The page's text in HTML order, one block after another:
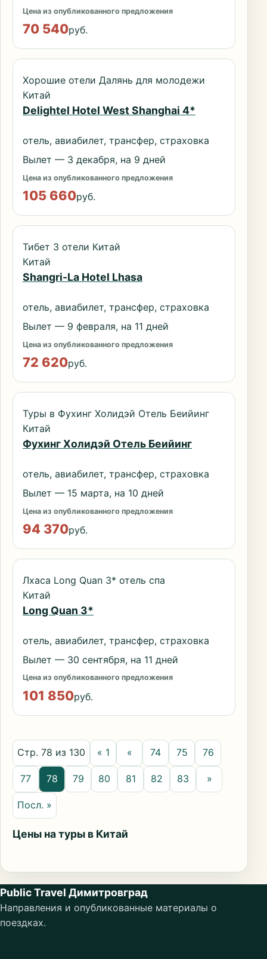
Цена из опубликованного предложения
70 540руб.
Хорошие отели Далянь для молодежи
Китай
Delightel Hotel West Shanghai 4*
отель, авиабилет, трансфер, страховка
Вылет — 3 декабря, на 9 дней
Цена из опубликованного предложения
105 660руб.
Тибет 3 отели Китай
Китай
Shangri-La Hotel Lhasa
отель, авиабилет, трансфер, страховка
Вылет — 9 февраля, на 11 дней
Цена из опубликованного предложения
72 620руб.
Туры в Фухинг Холидэй Отель Беийинг
Китай
Фухинг Холидэй Отель Беийинг
отель, авиабилет, трансфер, страховка
Вылет — 15 марта, на 10 дней
Цена из опубликованного предложения
94 370руб.
Лхаса Long Quan 3* отель спа
Китай
Long Quan 3*
отель, авиабилет, трансфер, страховка
Вылет — 30 сентября, на 11 дней
Цена из опубликованного предложения
101 850руб.
Стр. 78 из 130 « 1 « 74 75 76
77 78 79 80 81 82 83 »
Посл. »
Цены на туры в Китай
Public Travel Димитровград
Направления и опубликованные материалы о
поездках.